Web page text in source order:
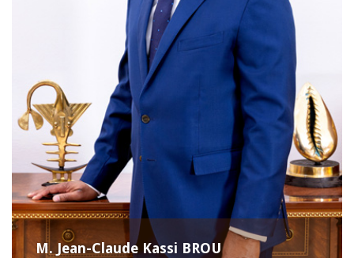
M. Jean-Claude Kassi BROU